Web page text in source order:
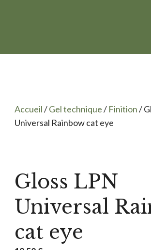
Accueil/Gel technique/ Finition/
Universal Rainbow cat eye
Gloss LPN
Universal
cat eye